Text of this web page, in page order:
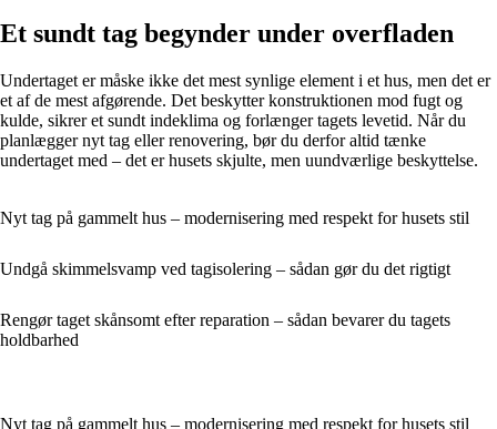
Et sundt tag begynder under overfladen
Undertaget er måske ikke det mest synlige element i et hus, men det er
et af de mest afgørende. Det beskytter konstruktionen mod fugt og
kulde, sikrer et sundt indeklima og forlænger tagets levetid. Når du
planlægger nyt tag eller renovering, bør du derfor altid tænke
undertaget med – det er husets skjulte, men uundværlige beskyttelse.
Nyt tag på gammelt hus – modernisering med respekt for husets stil
Undgå skimmelsvamp ved tagisolering – sådan gør du det rigtigt
Rengør taget skånsomt efter reparation – sådan bevarer du tagets
holdbarhed
Nyt tag på gammelt hus – modernisering med respekt for husets stil